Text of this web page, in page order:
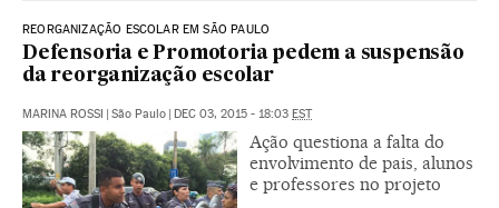
REORGANIZAÇÃO ESCOLAR EM SÃO PAULO
Defensoria e Promotoria pedem a suspensão
da reorganização escolar
MARINA ROSSI São Paulo DEC 03, 2015 - 18:03 EST
Ação questiona a falta do
envolvimento de pais, alunos
e professores no projeto